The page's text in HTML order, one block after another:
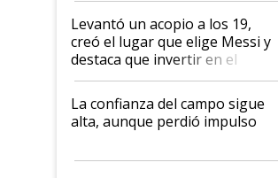
Levantó un acopio a los 19,
creó el lugar que elige Messi y
destaca que invertir en el
kirchnerismo era como "darle
plata a un hijo para droga":
Juan Félix Rossetti, el libertario
que de una dura crisis salió
de Milei
La confianza del campo sigue
alta, aunque perdió impulso